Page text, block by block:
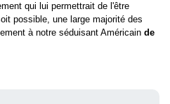
qui lui permettrait de l'être
possible, une large majorité des
à notre séduisant Américain de